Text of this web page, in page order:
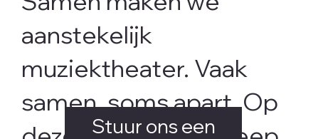
aanstekelijk
muziektheater. Vaak
samen, soms apart. Op
Stuur ons een